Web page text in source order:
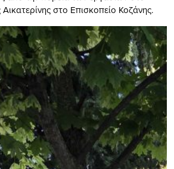
στο Επισκοπείο Κοζάνης.